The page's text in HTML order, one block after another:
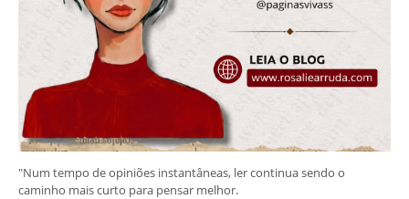
"Num tempo de opiniões instantâneas, ler continua sendo o
caminho mais curto para pensar melhor.